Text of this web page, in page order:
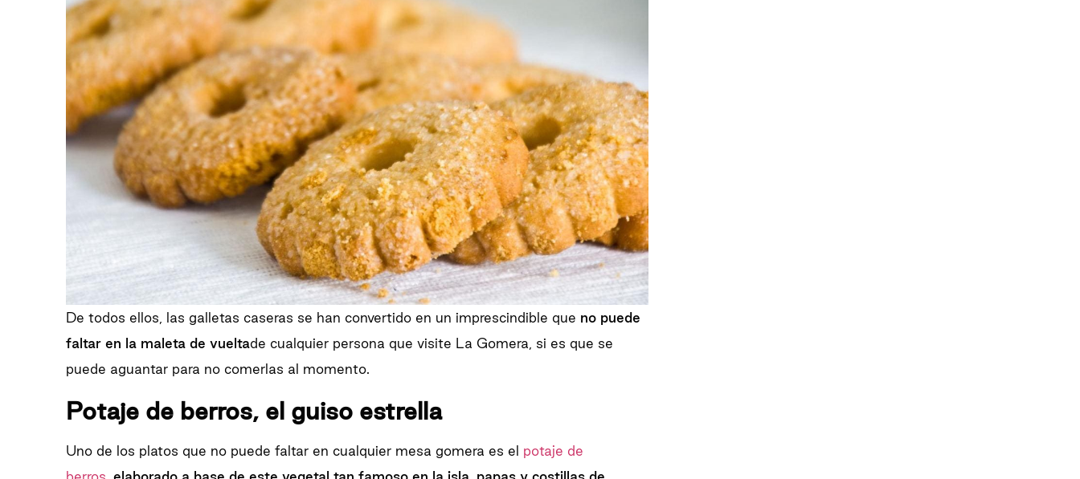
De todos ellos, las galletas caseras se han convertido en un imprescindible que no puede
faltar en la maleta de vueltade cualquier persona que visite La Gomera, si es que se
puede aguantar para no comerlas al momento.
Potaje de berros, el guiso estrella
Uno de los platos que no puede faltar en cualquier mesa gomera es el potaje de
berros, elaborado a base de este vegetal tan famoso en la isla, papas y costillas de